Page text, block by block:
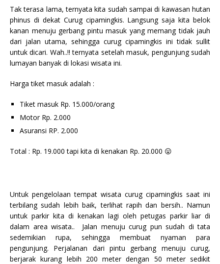
Tak terasa lama, ternyata kita sudah sampai di kawasan hutan
phinus di dekat Curug cipamingkis. Langsung saja kita belok
kanan menuju gerbang pintu masuk yang memang tidak jauh
dari jalan utama, sehingga curug cipamingkis ini tidak sullit
untuk dicari. Wah..!! ternyata setelah masuk, pengunjung sudah
lumayan banyak di lokasi wisata ini.
Harga tiket masuk adalah :
Tiket masuk Rp. 15.000/orang
Motor Rp. 2.000
Asuransi RP. 2.000
Total : Rp. 19.000 tapi kita di kenakan Rp. 20.000 😛
Untuk pengelolaan tempat wisata curug cipamingkis saat ini
terbilang sudah lebih baik, terlihat rapih dan bersih.. Namun
untuk parkir kita di kenakan lagi oleh petugas parkir liar di
dalam area wisata.. Jalan menuju curug pun sudah di tata
sedemikian rupa, sehingga membuat nyaman para
pengunjung. Perjalanan dari pintu gerbang menuju curug,
berjarak kurang lebih 200 meter dengan 50 meter sedikit